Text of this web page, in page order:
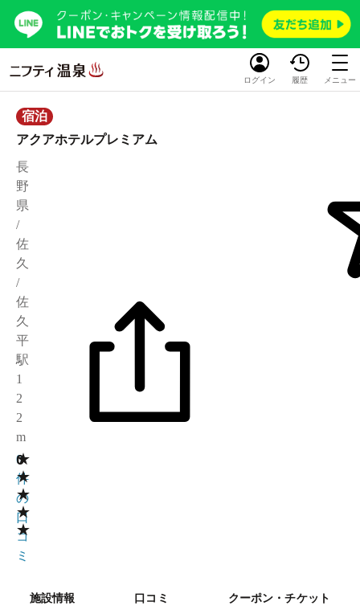
ログイン 履歴 メニュー
宿泊
アクアホテルプレミアム
長
野
県
/
佐
久
/
佐
久
平
駅
1
2
2
m
★
★
★
★
★
0
0
件
の
口
コ
ミ
施設情報 口コミ クーポン・チケット